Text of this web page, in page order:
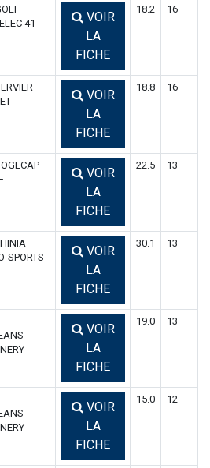
41
VOIR
LA
FICHE
18.2 16
VOIR
LA
FICHE
18.8 16
VOIR
LA
FICHE
22.5 13
SPORTS
VOIR
LA
FICHE
30.1 13
VOIR
LA
FICHE
19.0 13
VOIR
LA
FICHE
15.0 12